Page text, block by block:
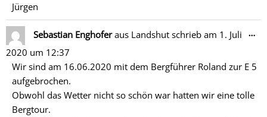
Jürgen
Sebastian Enghoferaus Landshut schrieb am 1. Juli
2020 um 12:37
Wir sind am 16.06.2020 mit dem Bergführer Roland zur E 5
aufgebrochen.
Obwohl das Wetter nicht so schön war hatten wir eine tolle
Bergtour.
…